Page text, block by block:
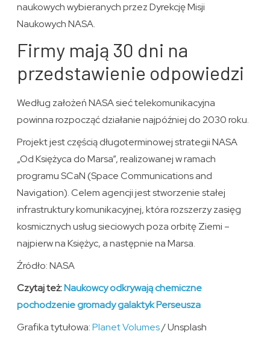
naukowych wybieranych przez Dyrekcję Misji
Naukowych NASA.
Firmy mają 30 dni na
przedstawienie odpowiedzi
Według założeń NASA sieć telekomunikacyjna
powinna rozpocząć działanie najpóźniej do 2030 roku.
Projekt jest częścią długoterminowej strategii NASA
„Od Księżyca do Marsa”, realizowanej w ramach
programu SCaN (Space Communications and
Navigation). Celem agencji jest stworzenie stałej
infrastruktury komunikacyjnej, która rozszerzy zasięg
kosmicznych usług sieciowych poza orbitę Ziemi –
najpierw na Księżyc, a następnie na Marsa.
Źródło: NASA
Czytaj też:Naukowcy odkrywają chemiczne
pochodzenie gromady galaktyk Perseusza
Grafika tytułowa:Planet Volumes/ Unsplash